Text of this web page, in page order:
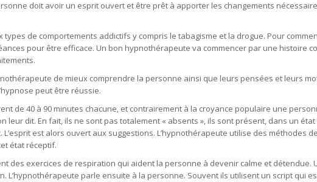
doit avoir un esprit ouvert et être prêt à apporter les changements
types de comportements addictifs y compris le tabagisme et la drogue. Pour
pour être efficace. Un bon hypnothérapeute va commencer par une histoire
de mieux comprendre la personne ainsi que leurs pensées et leurs
peut être réussie.
de 40 à 90 minutes chacune, et contrairement à la croyance populaire une
leur dit. En fait, ils ne sont pas totalement « absents », ils sont présent, dans un état
est alors ouvert aux suggestions. L’hypnothérapeute utilise des méthodes
état réceptif.
des exercices de respiration qui aident la personne à devenir calme et détendue.
L’hypnothérapeute parle ensuite à la personne. Souvent ils utilisent un script qui